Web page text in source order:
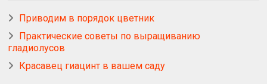
Приводим в порядок цветник
Практические советы по выращиванию
гладиолусов
Красавец гиацинт в вашем саду